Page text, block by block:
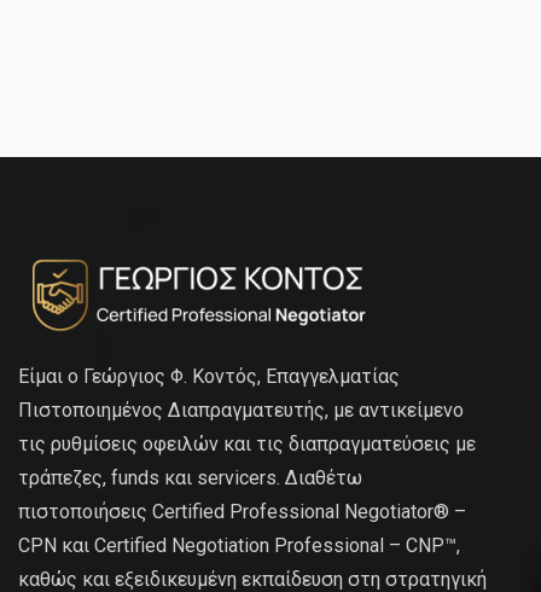
Είμαι ο Γεώργιος Φ. Κοντός, Επαγγελματίας
Πιστοποιημένος Διαπραγματευτής, με αντικείμενο
τις ρυθμίσεις οφειλών και τις διαπραγματεύσεις με
τράπεζες, funds και servicers. Διαθέτω
πιστοποιήσεις Certified Professional Negotiator® –
CPN και Certified Negotiation Professional – CNP™,
καθώς και εξειδικευμένη εκπαίδευση στη στρατηγική